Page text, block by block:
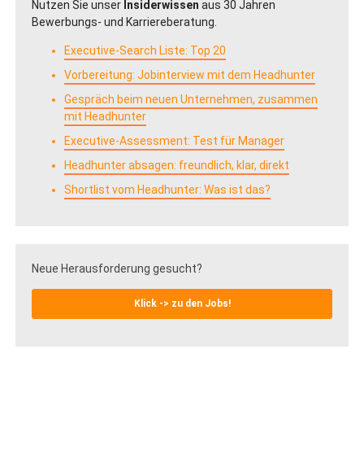
Nutzen Sie unser Insiderwissen aus 30 Jahren
Bewerbungs- und Karriereberatung.
Executive-Search Liste: Top 20
Vorbereitung: Jobinterview mit dem Headhunter
Gespräch beim neuen Unternehmen, zusammen
mit Headhunter
Executive-Assessment: Test für Manager
Headhunter absagen: freundlich, klar, direkt
Shortlist vom Headhunter: Was ist das?
Neue Herausforderung gesucht?
Klick -> zu den Jobs!